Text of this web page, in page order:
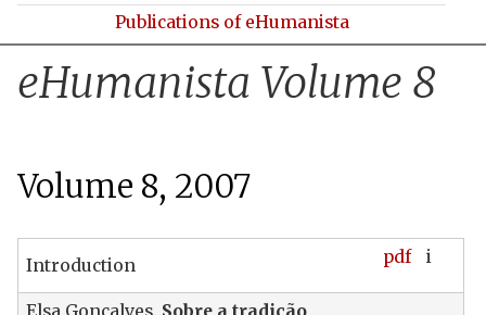
u
Publications of eHumanista
eHumanista Volume 8
Volume 8, 2007
Introduction pdf i